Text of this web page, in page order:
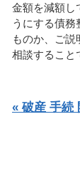
金額を減額し
うにする債務
ものか、ご
相談すること
« 破産 手続